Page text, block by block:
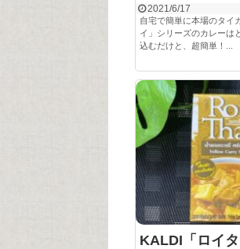
2021/6/17
自宅で簡単に本場のタイ
イ」シリーズのカレーは
込むだけと、超簡単！...
KALDI「ロイ